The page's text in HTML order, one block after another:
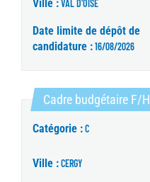
Ville :VAL D'OISE
Date limite de dépôt de
candidature :16/08/2026
Cadre budgétaire F/H
Catégorie :C
Ville :CERGY